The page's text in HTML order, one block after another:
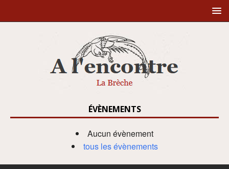
ÉVÈNEMENTS
Aucun évènement
tous les évènements